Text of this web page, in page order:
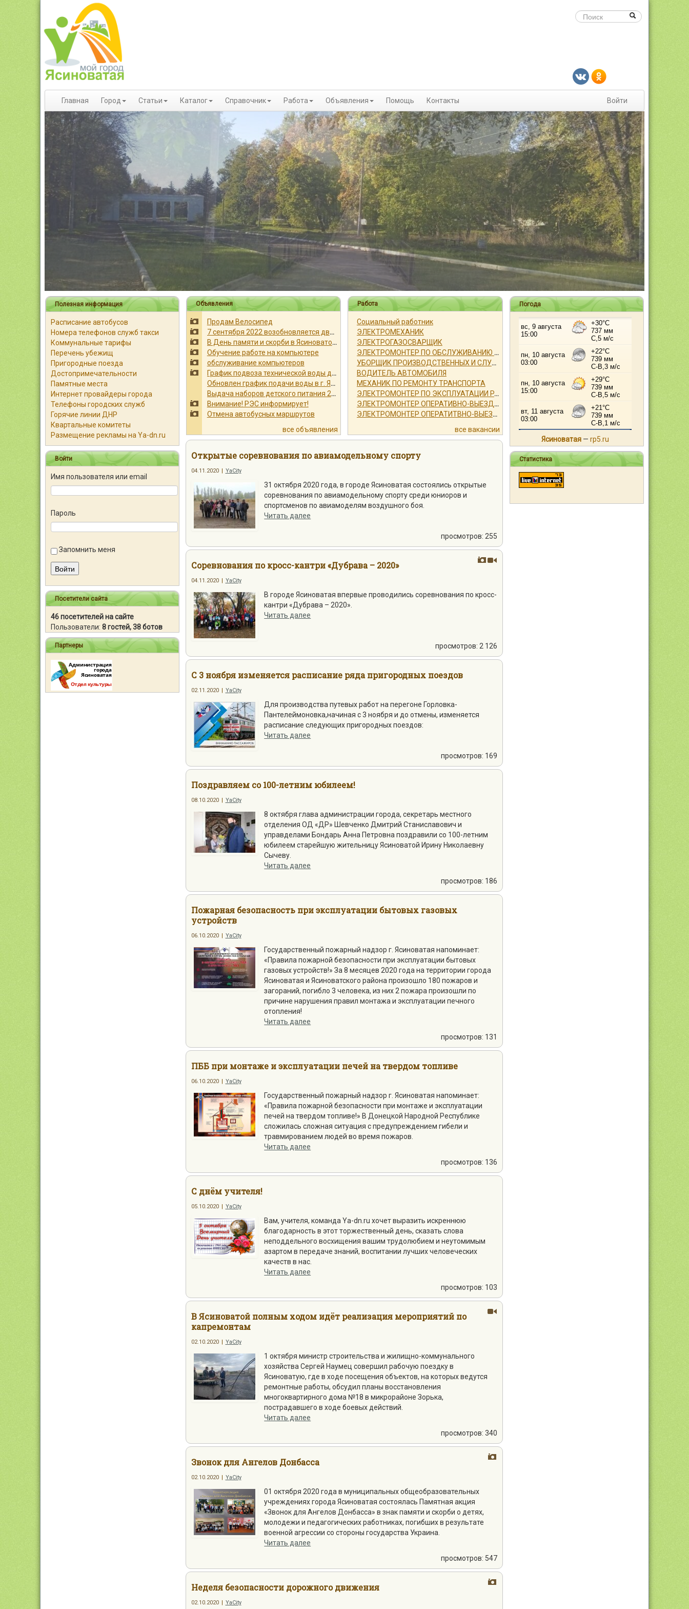
Главная Город Статьи Каталог Справочник Работа Объявления Помощь Контакты Войти
Полезная информация
Расписание автобусов
Номера телефонов служб такси
Коммунальные тарифы
Перечень убежищ
Пригородные поезда
Достопримечательности
Памятные места
Интернет провайдеры города
Телефоны городских служб
Горячие линии ДНР
Квартальные комитеты
Размещение рекламы на Ya-dn.ru
Войти
Имя пользователя или email
Пароль
Запомнить меня
Войти
Посетители сайта
46 посетителей на сайте
Пользователи: 8 гостей, 38 ботов
Партнеры
Объявления
Продам Велосипед
7 сентября 2022 возобновляется движение автобуса № 23
В День памяти и скорби в Ясиноватой пройдёт акция «Свеча памяти»
Обучение работе на компьютере
обслуживание компьютеров
График подвоза технической воды для железнодорожной части города Ясиноватая
Обновлен график подачи воды в г. Ясиноватая
Выдача наборов детского питания 25 марта 2022 года
Внимание! РЭС информирует!
Отмена автобусных маршрутов
все объявления
Работа
Социальный работник
ЭЛЕКТРОМЕХАНИК
ЭЛЕКТРОГАЗОСВАРЩИК
ЭЛЕКТРОМОНТЕР ПО ОБСЛУЖИВАНИЮ И РЕМОНТУ УСТРОЙСТВ СИГНАЛИЗАЦИИ, ЦЕНТРАЛИЗАЦИИ И БЛОКИРОВКИ
УБОРЩИК ПРОИЗВОДСТВЕННЫХ И СЛУЖЕБНЫХ ПОМЕЩЕНИЙ
ВОДИТЕЛЬ АВТОМОБИЛЯ
МЕХАНИК ПО РЕМОНТУ ТРАНСПОРТА
ЭЛЕКТРОМОНТЕР ПО ЭКСПЛУАТАЦИИ РАСПРЕДЕЛИТЕЛЬНЫХ СЕТЕЙ
ЭЛЕКТРОМОНТЕР ОПЕРАТИВНО-ВЫЕЗДНОЙ БРИГАДЫ
ЭЛЕКТРОМОНТЕР ОПЕРАТИТВНО-ВЫЕЗДНОЙ БРИГАДЫ
все вакансии
Открытые соревнования по авиамодельному спорту
04.11.2020 YaCity
31 октября 2020 года, в городе Ясиноватая состоялись открытые
соревнования по авиамодельному спорту среди юниоров и
спортсменов по авиамоделям воздушного боя.
Читать далее
просмотров: 255
Соревнования по кросс-кантри «Дубрава – 2020»
04.11.2020 YaCity
В городе Ясиноватая впервые проводились соревнования по кросс-
кантри «Дубрава – 2020».
Читать далее
просмотров: 2 126
С 3 ноября изменяется расписание ряда пригородных поездов
02.11.2020 YaCity
Для производства путевых работ на перегоне Горловка-
Пантелеймоновка,начиная с 3 ноября и до отмены, изменяется
расписание следующих пригородных поездов:
Читать далее
просмотров: 169
Поздравляем со 100-летним юбилеем!
08.10.2020 YaCity
8 октября глава администрации города, секретарь местного
отделения ОД «ДР» Шевченко Дмитрий Станиславович и
управделами Бондарь Анна Петровна поздравили со 100-летним
юбилеем старейшую жительницу Ясиноватой Ирину Николаевну
Сычеву.
Читать далее
просмотров: 186
Пожарная безопасность при эксплуатации бытовых газовых
устройств
06.10.2020 YaCity
Государственный пожарный надзор г. Ясиноватая напоминает:
«Правила пожарной безопасности при эксплуатации бытовых
газовых устройств!» За 8 месяцев 2020 года на территории города
Ясиноватая и Ясиноватского района произошло 180 пожаров и
загораний, погибло 3 человека, из них 2 пожара произошли по
причине нарушения правил монтажа и эксплуатации печного
отопления!
Читать далее
просмотров: 131
ПББ при монтаже и эксплуатации печей на твердом топливе
06.10.2020 YaCity
Государственный пожарный надзор г. Ясиноватая напоминает:
«Правила пожарной безопасности при монтаже и эксплуатации
печей на твердом топливе!» В Донецкой Народной Республике
сложилась сложная ситуация с предупреждением гибели и
травмированием людей во время пожаров.
Читать далее
просмотров: 136
С днём учителя!
05.10.2020 YaCity
Вам, учителя, команда Ya-dn.ru хочет выразить искреннюю
благодарность в этот торжественный день, сказать слова
неподдельного восхищения вашим трудолюбием и неутомимым
азартом в передаче знаний, воспитании лучших человеческих
качеств в нас.
Читать далее
просмотров: 103
В Ясиноватой полным ходом идёт реализация мероприятий по
капремонтам
02.10.2020 YaCity
1 октября министр строительства и жилищно-коммунального
хозяйства Сергей Наумец совершил рабочую поездку в
Ясиноватую, где в ходе посещения объектов, на которых ведутся
ремонтные работы, обсудил планы восстановления
многоквартирного дома №18 в микрорайоне Зорька,
пострадавшего в ходе боевых действий.
Читать далее
просмотров: 340
Звонок для Ангелов Донбасса
02.10.2020 YaCity
01 октября 2020 года в муниципальных общеобразовательных
учреждениях города Ясиноватая состоялась Памятная акция
«Звонок для Ангелов Донбасса» в знак памяти и скорби о детях,
молодежи и педагогических работниках, погибших в результате
военной агрессии со стороны государства Украина.
Читать далее
просмотров: 547
Неделя безопасности дорожного движения
02.10.2020 YaCity
Погода
Ясиноватая— rp5.ru
Статистика